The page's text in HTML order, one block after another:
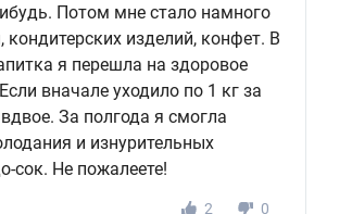
Потом мне стало намного
изделий, конфет. В
я перешла на здоровое
вначале уходило по 1 кг за
За полгода я смогла
и изнурительных
сок. Не пожалеете!
2 0